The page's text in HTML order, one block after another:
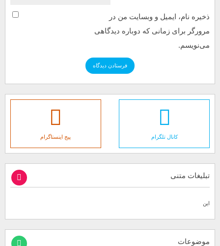
ذخیره نام، ایمیل و وبسایت من در
مرورگر برای زمانی که دوباره دیدگاهی
می‌نویسم.
کانال تلگرام پیج اینستاگرام
تبلیغات متنی
این
موضوعات